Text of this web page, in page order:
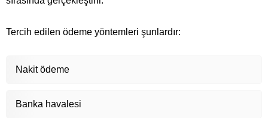
Tercih edilen ödeme yöntemleri şunlardır:
Nakit ödeme
Banka havalesi